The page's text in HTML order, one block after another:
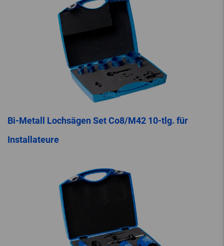
Bi-Metall Lochsägen Set Co8/M42 10-tlg. für
Installateure